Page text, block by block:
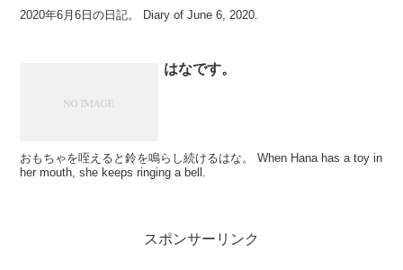
2020年6月6日の日記。 Diary of June 6, 2020.
はなです。
おもちゃを咥えると鈴を鳴らし続けるはな。 When Hana has a toy in
her mouth, she keeps ringing a bell.
スポンサーリンク